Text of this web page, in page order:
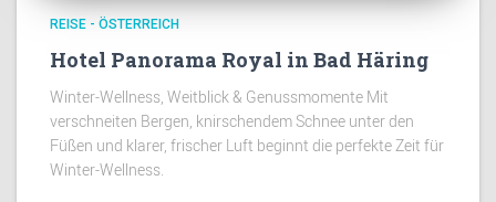
REISE - ÖSTERREICH
Hotel Panorama Royal in Bad Häring
Winter-Wellness, Weitblick & Genussmomente Mit
verschneiten Bergen, knirschendem Schnee unter den
Füßen und klarer, frischer Luft beginnt die perfekte Zeit für
Winter-Wellness.